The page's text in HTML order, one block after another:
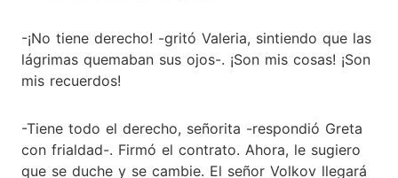
-¡No tiene derecho! -gritó Valeria, sintiendo que las
lágrimas quemaban sus ojos-. ¡Son mis cosas! ¡Son
mis recuerdos!
-Tiene todo el derecho, señorita -respondió Greta
con frialdad-. Firmó el contrato. Ahora, le sugiero
que se duche y se cambie. El señor Volkov llegará